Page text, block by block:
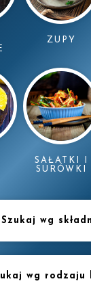
ZUPY
SAŁATKI I
SURÓWKI
Szukaj wg
wg rodzaju